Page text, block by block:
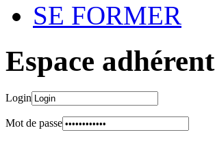
SE FORMER
Espace adhérent
Login
Mot de passe